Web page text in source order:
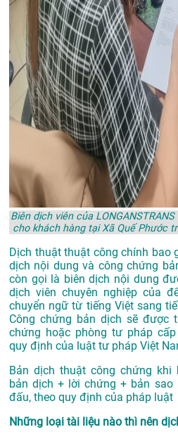
Biên dịch viên của
cho khách hàng tại Xã Quế Phước
Dịch thuật thuật công chính bao
dịch nội dung và công chứng
còn gọi là biên dịch nội dung
dịch viên chuyên nghiệp của
chuyển ngữ từ tiếng Việt sang
Công chứng bản dịch sẽ được
chứng hoặc phòng tư pháp
quy định của luật tư pháp Việt
Bản dịch thuật công chứng khi
bản dịch + lời chứng + bản
đấu, theo quy định của pháp luật
Những loại tài liệu nào thì nên